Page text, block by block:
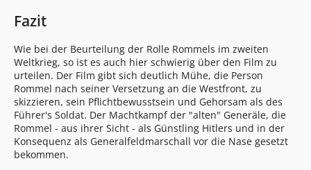
Fazit
Wie bei der Beurteilung der Rolle Rommels im zweiten
Weltkrieg, so ist es auch hier schwierig über den Film zu
urteilen. Der Film gibt sich deutlich Mühe, die Person
Rommel nach seiner Versetzung an die Westfront, zu
skizzieren, sein Pflichtbewusstsein und Gehorsam als des
Führer's Soldat. Der Machtkampf der "alten" Generäle, die
Rommel - aus ihrer Sicht - als Günstling Hitlers und in der
Konsequenz als Generalfeldmarschall vor die Nase gesetzt
bekommen.